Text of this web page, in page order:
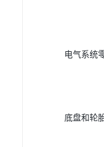
电气系统
底盘和轮